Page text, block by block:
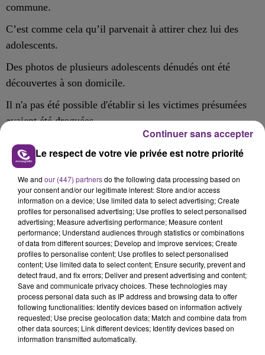
commune.
C’est comme cela qu’il parvenait à attirer chez lui des
adolescents.
Des photos de plusieurs adolescents dénudés ont été
découvertes à son domicile.
Il n'a pas été possible d'établir si les victimes présumées
avaient été droguées.
Après une consommation d’alcool fort, elles perdaient
connaissance.
L’homme, qui a été déféré le 28 octobre, a reconnu les
faits.
En attendant son procès, il a interdiction d’entrer en
contact avec les victimes et avec des mineurs.
Il doit également suivre des soins.
FIL D'ACTU
Le respect de votre vie privée est notre priorité
We and our (447) partnersdo the following data processing based on
your consent and/or our legitimate interest: Store and/or access
information on a device; Use limited data to select advertising; Create
profiles for personalised advertising; Use profiles to select personalised
advertising; Measure advertising performance; Measure content
performance; Understand audiences through statistics or combinations
of data from different sources; Develop and improve services; Create
profiles to personalise content; Use profiles to select personalised
content; Use limited data to select content; Ensure security, prevent and
detect fraud, and fix errors; Deliver and present advertising and content;
Save and communicate privacy choices. These technologies may
process personal data such as IP address and browsing data to offer
following functionalities: Identify devices based on information actively
requested; Use precise geolocation data; Match and combine data from
other data sources; Link different devices; Identify devices based on
information transmitted automatically.
Continuer sans accepter